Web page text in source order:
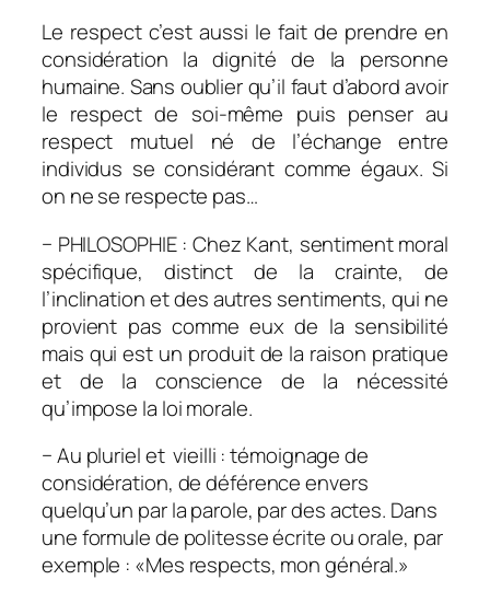
Le respect c’est aussi le fait de prendre en
considération la dignité de la personne
humaine. Sans oublier qu’il faut d’abord avoir
le respect de soi-même puis penser au
respect mutuel né de l’échange entre
individus se considérant comme égaux. Si
on ne se respecte pas…
− PHILOSOPHIE : Chez Kant, sentiment moral
spécifique, distinct de la crainte, de
l’inclination et des autres sentiments, qui ne
provient pas comme eux de la sensibilité
mais qui est un produit de la raison pratique
et de la conscience de la nécessité
qu’impose la loi morale.
− Au pluriel et vieilli : témoignage de
considération, de déférence envers
quelqu’un par la parole, par des actes. Dans
une formule de politesse écrite ou orale, par
exemple : «Mes respects, mon général.»